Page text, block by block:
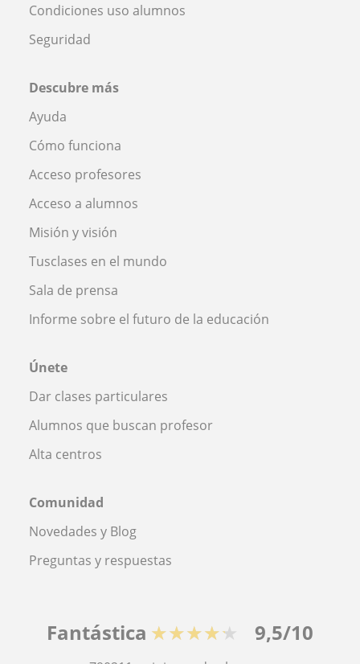
Condiciones uso alumnos
Seguridad
Descubre más
Ayuda
Cómo funciona
Acceso profesores
Acceso a alumnos
Misión y visión
Tusclases en el mundo
Sala de prensa
Informe sobre el futuro de la educación
Únete
Dar clases particulares
Alumnos que buscan profesor
Alta centros
Comunidad
Novedades y Blog
Preguntas y respuestas
Fantástica ★★★★★ 9,5/10